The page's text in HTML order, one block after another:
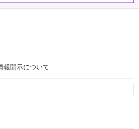
報開示について